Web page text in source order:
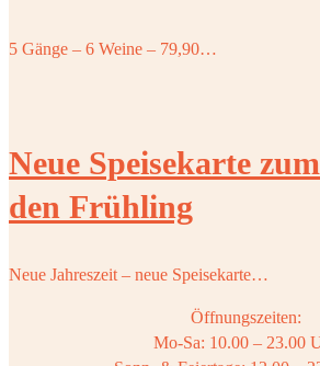
5 Gänge – 6 Weine – 79,90…
Neue Speisekarte
den Frühling
Neue Jahreszeit – neue Speisekarte…
Öffnungszeiten:
Mo-Sa: 10.00 – 23.00